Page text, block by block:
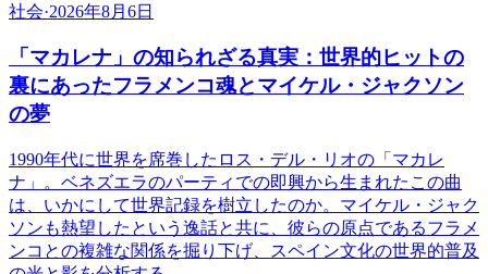
社会·2026年8月6日
「マカレナ」の知られざる真実：世界的ヒットの
裏にあったフラメンコ魂とマイケル・ジャクソン
の夢
1990年代に世界を席巻したロス・デル・リオの「マカレ
ナ」。ベネズエラのパーティでの即興から生まれたこの曲
は、いかにして世界記録を樹立したのか。マイケル・ジャク
ソンも熱望したという逸話と共に、彼らの原点であるフラメ
ンコとの複雑な関係を掘り下げ、スペイン文化の世界的普及